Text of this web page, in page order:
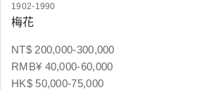
1902-1990
梅花
NT$ 200,000-300,000
RMB¥ 40,000-60,000
HK$ 50,000-75,000